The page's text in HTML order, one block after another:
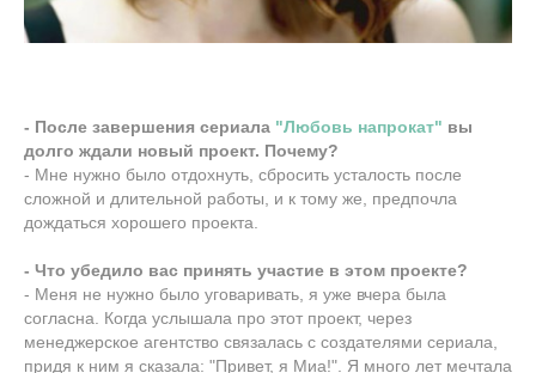
- После завершения сериала "Любовь напрокат" вы
долго ждали новый проект. Почему?
- Мне нужно было отдохнуть, сбросить усталость после
сложной и длительной работы, и к тому же, предпочла
дождаться хорошего проекта.
- Что убедило вас принять участие в этом проекте?
- Меня не нужно было уговаривать, я уже вчера была
согласна. Когда услышала про этот проект, через
менеджерское агентство связалась с создателями сериала,
придя к ним я сказала: "Привет, я Миа!". Я много лет мечтала